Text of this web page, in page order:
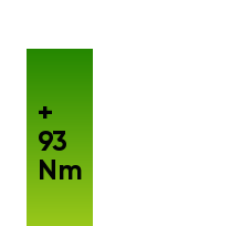
+
93
Nm